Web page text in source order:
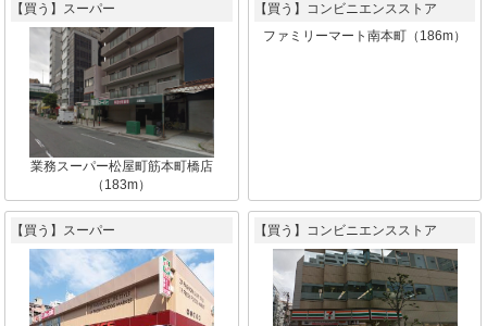
【買う】スーパー
業務スーパー松屋町筋本町橋店
（183m）
【買う】コンビニエンスストア
ファミリーマート南本町（186m）
【買う】スーパー 【買う】コンビニエンスストア